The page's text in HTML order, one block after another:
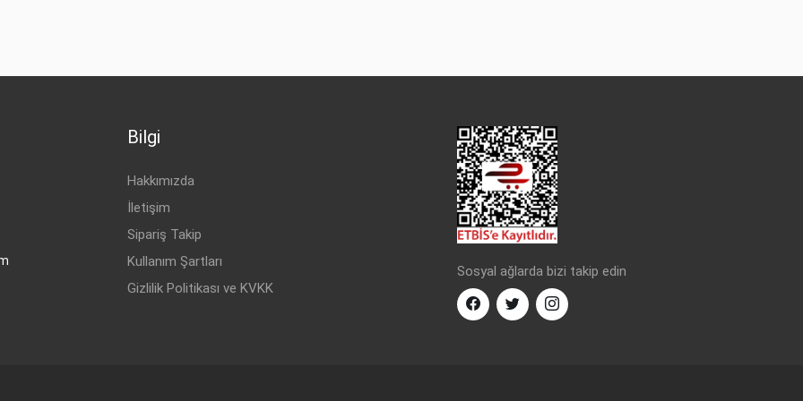
Bilgi
Hakkımızda
İletişim
Sipariş Takip
Kullanım Şartları
Gizlilik Politikası ve KVKK
Sosyal ağlarda bizi takip edin